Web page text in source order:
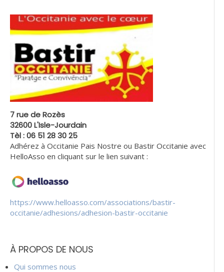
7 rue de Rozès
32600 L'Isle-Jourdain
Tèl : 06 51 28 30 25
Adhérez à Occitanie Pais Nostre ou Bastir Occitanie avec
HelloAsso en cliquant sur le lien suivant :
https://www.helloasso.com/associations/bastir-
occitanie/adhesions/adhesion-bastir-occitanie
À PROPOS DE NOUS
Qui sommes nous